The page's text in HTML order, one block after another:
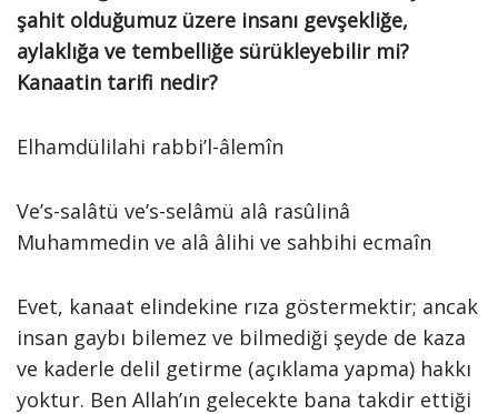
şahit olduğumuz üzere insanı gevşekliğe,
aylaklığa ve tembelliğe sürükleyebilir mi?
Kanaatin tarifi nedir?
Elhamdülilahi rabbi’l-âlemîn
Ve’s-salâtü ve’s-selâmü alâ rasûlinâ
Muhammedin ve alâ âlihi ve sahbihi ecmaîn
Evet, kanaat elindekine rıza göstermektir; ancak
insan gaybı bilemez ve bilmediği şeyde de kaza
ve kaderle delil getirme (açıklama yapma) hakkı
yoktur. Ben Allah’ın gelecekte bana takdir ettiği